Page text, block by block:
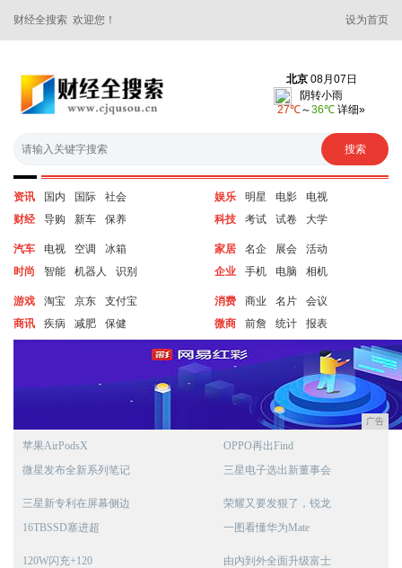
财经全搜索 欢迎您！ 设为首页
资讯 国内 国际
社会
财经
导购 新车 保养
娱乐 明星 电影
电视
科技
考试 试卷 大学
汽车 电视 空调
冰箱
时尚
智能 机器人 识别
家居 名企 展会
活动
企业
手机 电脑 相机
游戏 淘宝 京东
支付宝
商讯
疾病 减肥 保健
消费 商业 名片
会议
微商
前詹 统计 报表
广告
苹果AirPodsX
微星发布全新系列笔记
OPPO再出Find
三星电子选出新董事会
三星新专利在屏幕侧边
16TBSSD塞进超
荣耀又要发狠了，锐龙
一图看懂华为Mate
120W闪充+120
由内到外全面升级富士